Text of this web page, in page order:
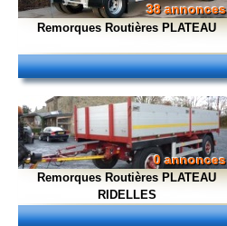
38 annonces
Remorques Routières PLATEAU
0 annonces
Remorques Routières PLATEAU
RIDELLES